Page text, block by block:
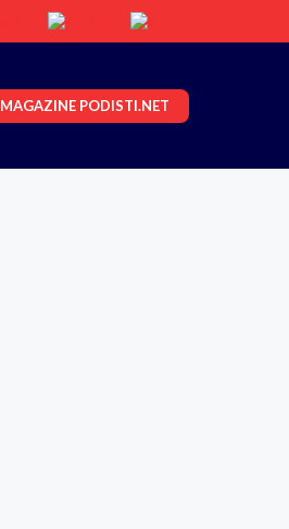
MAGAZINE PODISTI.NET